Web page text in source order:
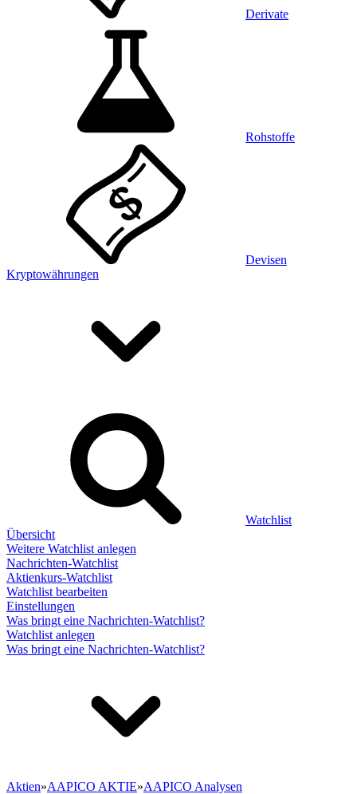
Derivate
Rohstoffe
Devisen
Kryptowährungen
Watchlist
Übersicht
Weitere Watchlist anlegen
Nachrichten-Watchlist
Aktienkurs-Watchlist
Watchlist bearbeiten
Einstellungen
Was bringt eine Nachrichten-Watchlist?
Watchlist anlegen
Was bringt eine Nachrichten-Watchlist?
Aktien»AAPICO AKTIE»AAPICO Analysen